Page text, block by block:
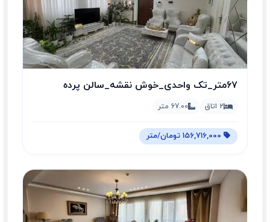
۶۷متر_تک واحدی_خوش نقشه_سالن پرده
خور_استادمعین
2 اتاق 67.00 متر